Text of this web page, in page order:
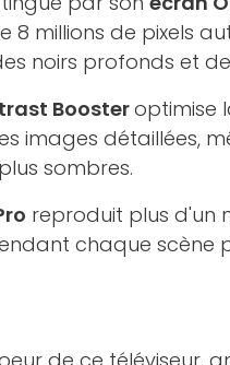
8 millions de pixels
noirs profonds et
Boosteroptimise
images détaillées,
sombres.
reproduit plus d'un
chaque scène
de ce téléviseur,